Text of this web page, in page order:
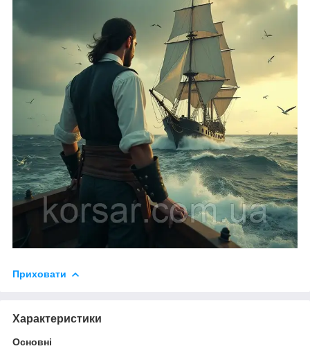
Приховати
Характеристики
Основні